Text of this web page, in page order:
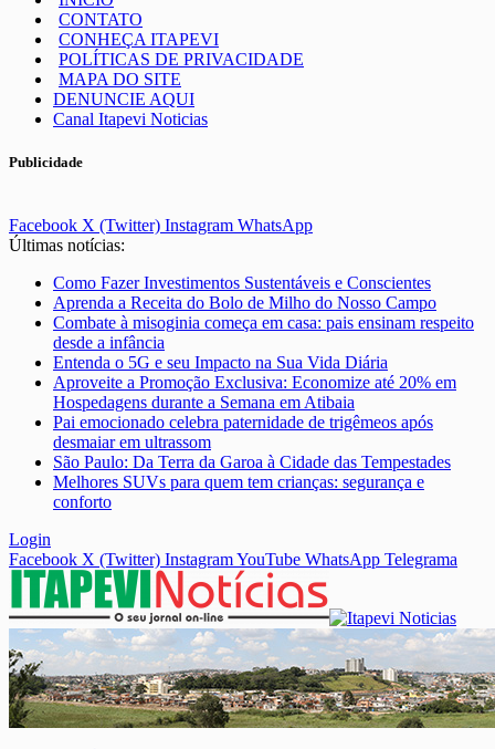
CONTATO
CONHEÇA ITAPEVI
POLÍTICAS DE PRIVACIDADE
MAPA DO SITE
DENUNCIE AQUI
Canal Itapevi Noticias
Publicidade
Facebook X (Twitter) Instagram WhatsApp
Últimas notícias:
Como Fazer Investimentos Sustentáveis e Conscientes
Aprenda a Receita do Bolo de Milho do Nosso Campo
Combate à misoginia começa em casa: pais ensinam respeito
desde a infância
Entenda o 5G e seu Impacto na Sua Vida Diária
Aproveite a Promoção Exclusiva: Economize até 20% em
Hospedagens durante a Semana em Atibaia
Pai emocionado celebra paternidade de trigêmeos após
desmaiar em ultrassom
São Paulo: Da Terra da Garoa à Cidade das Tempestades
Melhores SUVs para quem tem crianças: segurança e
conforto
Login
Facebook X (Twitter) InstagramYouTube WhatsApp Telegrama